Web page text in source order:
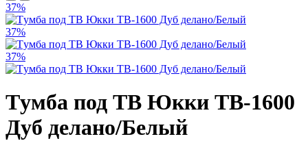
37%
37%
37%
Tумба под ТВ Юкки TВ-1600
Дуб делано/Бeлый